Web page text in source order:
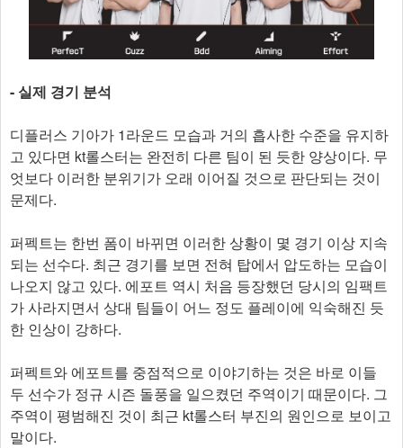
- 실제 경기 분석
디플러스 기아가 1라운드 모습과 거의 흡사한 수준을 유지하
고 있다면 kt롤스터는 완전히 다른 팀이 된 듯한 양상이다. 무
엇보다 이러한 분위기가 오래 이어질 것으로 판단되는 것이
문제다.
퍼펙트는 한번 폼이 바뀌면 이러한 상황이 몇 경기 이상 지속
되는 선수다. 최근 경기를 보면 전혀 탑에서 압도하는 모습이
나오지 않고 있다. 에포트 역시 처음 등장했던 당시의 임팩트
가 사라지면서 상대 팀들이 어느 정도 플레이에 익숙해진 듯
한 인상이 강하다.
퍼펙트와 에포트를 중점적으로 이야기하는 것은 바로 이들
두 선수가 정규 시즌 돌풍을 일으켰던 주역이기 때문이다. 그
주역이 평범해진 것이 최근 kt롤스터 부진의 원인으로 보이고
말이다.